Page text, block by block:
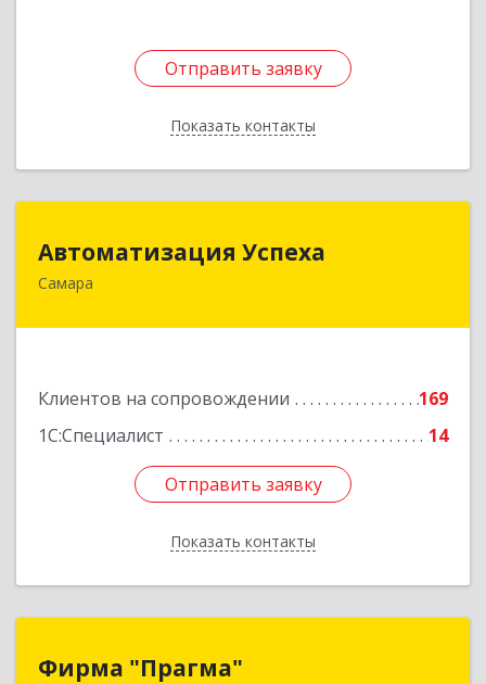
Отправить заявку
Показать контакты
Отправить заявку
Назад
Автоматизация Успеха
Самара
Клиентов на сопровождении
169
1С:Специалист
14
Отправить заявку
Показать контакты
Отправить заявку
Назад
Фирма "Прагма"